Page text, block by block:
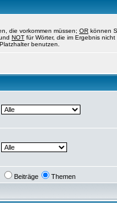
die vorkommen müssen; OR können
NOT für Wörter, die im Ergebnis nicht
benutzen.
Beiträge Themen